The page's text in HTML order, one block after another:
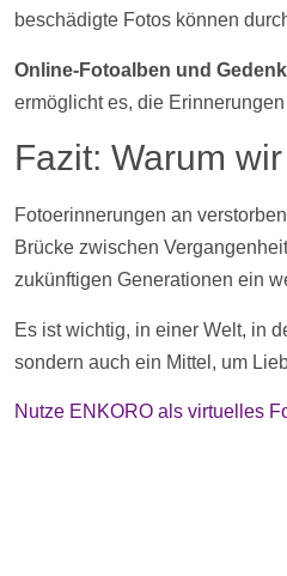
beschädigte Fotos können
Online-Fotoalben und
ermöglicht es, die
Fazit: Warum
Fotoerinnerungen an
Brücke zwischen
zukünftigen Generationen ein
Es ist wichtig, in einer Welt, in
sondern auch ein Mittel, um
Nutze ENKORO als virtuelles